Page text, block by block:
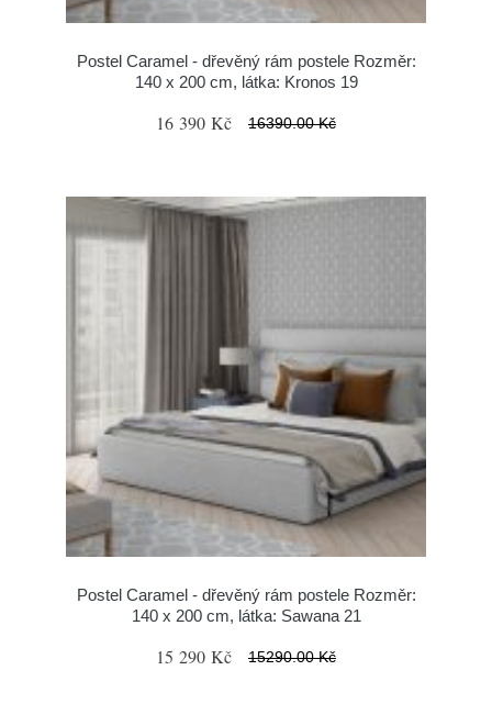
Postel Caramel - dřevěný rám postele Rozměr:
140 x 200 cm, látka: Kronos 19
16 390 Kč 16390.00 Kč
Postel Caramel - dřevěný rám postele Rozměr:
140 x 200 cm, látka: Sawana 21
15 290 Kč 15290.00 Kč